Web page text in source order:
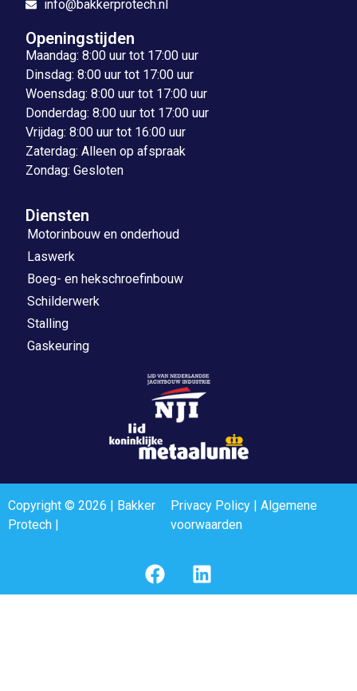
info@bakkerprotech.nl
Openingstijden
Maandag: 8:00 uur tot 17:00 uur
Dinsdag: 8:00 uur tot 17:00 uur
Woensdag: 8:00 uur tot 17:00 uur
Donderdag: 8:00 uur tot 17:00 uur
Vrijdag: 8:00 uur tot 16:00 uur
Zaterdag: Alleen op afspraak
Zondag: Gesloten
Diensten
Motorinbouw en onderhoud
Laswerk
Boeg- en hekschroefinbouw
Schilderwerk
Stalling
Gaskeuring
Copyright © 2026 | Bakker
Protech |
Privacy Policy| Algemene
voorwaarden